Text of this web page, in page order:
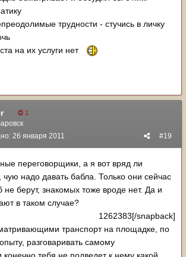
трудности - стучись в личку
на их услуги нет
1
#19
26 января 2011
переговорщики, а я вот вряд ли
надо давать бабла. Только они сейчас
берут, знакомых тоже вроде нет. Да и
в таком случае?
1262383[/snapback]
транспорт на площадке, по
разговаривать самому